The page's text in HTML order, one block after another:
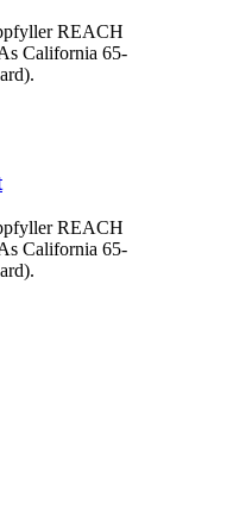
REACH
California 65-
REACH
California 65-